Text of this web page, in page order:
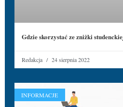
Gdzie skorzystać ze zniżki
Redakcja 24 sierpnia 2022
INFORMACJE